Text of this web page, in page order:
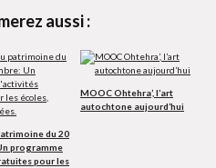
aussi :
du 20
programme
pour les
MOOC Ohtehra’, l’art
autochtone aujourd’hui